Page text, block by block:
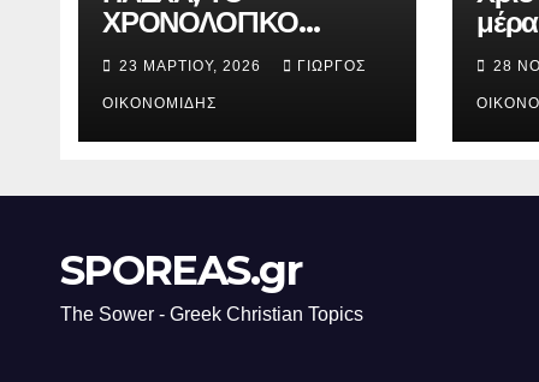
ΧΡΟΝΟΛΟΓΙΚΟ
ΔΙΑΓΡΑΜΜΑ ΤΗΣ
ΣΤΑΥΡΩΣΕΩΣ.
23 ΜΑΡΤΊΟΥ, 2026 ΓΙΏΡΓΟΣ
ΟΙΚΟΝΟΜΊΔΗΣ
28
SPOREAS.gr
The Sower - Greek Christian Topics